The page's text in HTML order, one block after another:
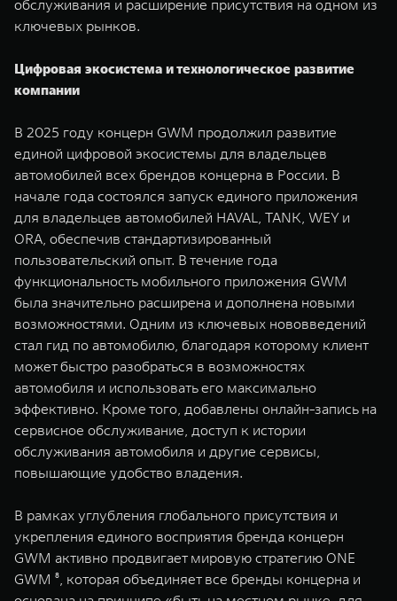
обслуживания и расширение присутствия на одном из
ключевых рынков.
Цифровая экосистема и технологическое развитие
компании
В 2025 году концерн GWM продолжил развитие
единой цифровой экосистемы для владельцев
автомобилей всех брендов концерна в России. В
начале года состоялся запуск единого приложения
для владельцев автомобилей HAVAL, TANK, WEY и
ORA, обеспечив стандартизированный
пользовательский опыт. В течение года
функциональность мобильного приложения GWM
была значительно расширена и дополнена новыми
возможностями. Одним из ключевых нововведений
стал гид по автомобилю, благодаря которому клиент
может быстро разобраться в возможностях
автомобиля и использовать его максимально
эффективно. Кроме того, добавлены онлайн-запись на
сервисное обслуживание, доступ к истории
обслуживания автомобиля и другие сервисы,
повышающие удобство владения.
В рамках углубления глобального присутствия и
укрепления единого восприятия бренда концерн
GWM активно продвигает мировую стратегию ONE
GWM ⁸, которая объединяет все бренды концерна и